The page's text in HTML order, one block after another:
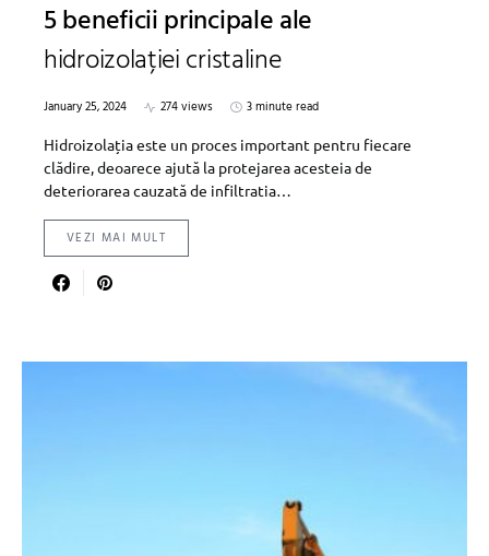
5 beneficii principale ale
hidroizolației cristaline
January 25, 2024 274 views
3 minute read
Hidroizolația este un proces important pentru fiecare
clădire, deoarece ajută la protejarea acesteia de
deteriorarea cauzată de infiltratia…
VEZI MAI MULT